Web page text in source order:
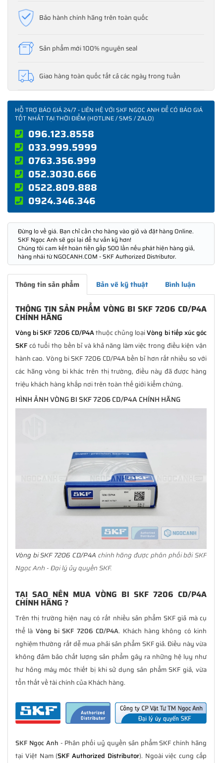
Bảo hành chính hãng trên toàn quốc
Sản phẩm mới 100% nguyên seal
Giao hàng toàn quốc tất cả các ngày trong tuần
HỖ TRỢ BÁO GIÁ 24/7 - LIÊN HỆ VỚI SKF NGỌC ANH ĐỂ CÓ BÁO GIÁ
TỐT NHẤT TẠI THỜI ĐIỂM (HOTLINE / SMS / ZALO)
096.123.8558
033.999.5999
0763.356.999
052.3030.666
0522.809.888
0924.346.346
Đừng lo về giá. Bạn chỉ cần cho hàng vào giỏ và đặt hàng Online.
SKF Ngọc Anh sẽ gọi lại để tư vấn kỹ hơn!
Chúng tôi cam kết hoàn tiền gấp 500 lần nếu phát hiện hàng giả,
hàng nhái từ NGOCANH.COM - SKF Authorized Distributor.
Thông tin sản phẩm Bản vẽ kỹ thuật Bình luận
THÔNG TIN SẢN PHẨM VÒNG BI SKF 7206 CD/P4A
CHÍNH HÃNG
Vòng bi SKF 7206 CD/P4Athuộc chủng loạiVòng bi tiếp xúc góc
SKFcó tuổi thọ bền bỉ và khả năng làm việc trong điều kiện vận
hành cao. Vòng bi SKF 7206 CD/P4A bền bỉ hơn rất nhiều so với
các hãng vòng bi khác trên thị trường, điều này đã được hàng
triệu khách hàng khắp nơi trên toàn thế giới kiểm chứng.
HÌNH ẢNH VÒNG BI SKF 7206 CD/P4A CHÍNH HÃNG
Vòng bi SKF 7206 CD/P4A chính hãng được phân phối bởi SKF
Ngọc Anh - Đại lý ủy quyền SKF.
TẠI SAO NÊN MUA VÒNG BI SKF 7206 CD/P4A
CHÍNH HÃNG ?
Trên thị trường hiện nay có rất nhiều sản phẩm SKF giả mà cụ
thể là Vòng bi SKF 7206 CD/P4A. Khách hàng không có kinh
nghiệm thường rất dễ mua phải sản phẩm SKF giả. Điều này vừa
không đảm bảo chất lượng sản phẩm gây ra những hệ lụy như
hư hỏng máy móc thiết bị khi sử dụng sản phẩm SKF giả, vừa
tổn thất về tài chính của Khách hàng.
SKF Ngọc Anh - Phân phối uỷ quyền sản phẩm SKF chính hãng
tại Việt Nam (SKF Authorized Distributor). Ngoài việc cung cấp